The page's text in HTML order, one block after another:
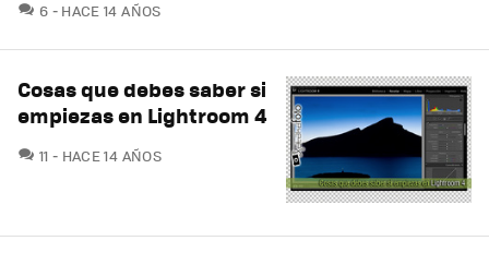
6 COMENTARIOS
HACE 14 AÑOS
Cosas que debes saber si
empiezas en Lightroom 4
11 COMENTARIOS
HACE 14 AÑOS